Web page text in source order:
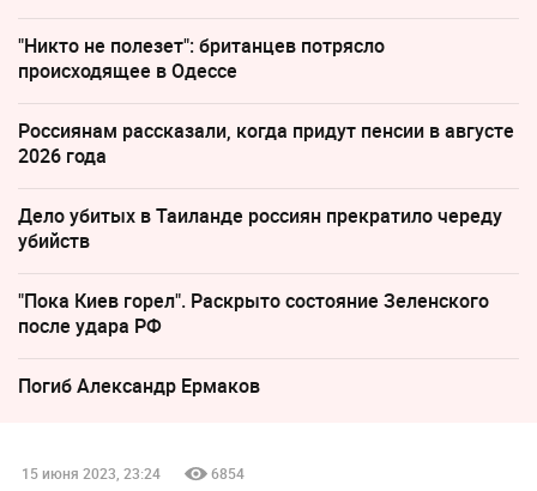
"Никто не полезет": британцев потрясло
происходящее в Одессе
Россиянам рассказали, когда придут пенсии в августе
2026 года
Дело убитых в Таиланде россиян прекратило череду
убийств
"Пока Киев горел". Раскрыто состояние Зеленского
после удара РФ
Погиб Александр Ермаков
15 июня 2023, 23:24 6854